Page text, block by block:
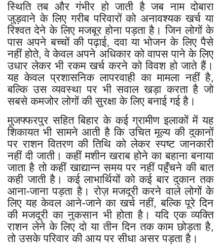
स्थिति तब और गंभीर हो जाती है जब नाम दोबारा
जुड़वाने के लिए गरीब परिवारों को अनावश्यक खर्च या
रिश्वत देने के लिए मजबूर होना पड़ता है। जिन लोगों के
पास अपने बच्चों की पढ़ाई, दवा या भोजन के लिए पैसे
नहीं होते, वे केवल अपने अधिकार को वापस पाने के लिए
उधार लेकर भी रकम खर्च करने को विवश हो जाते हैं।
यह केवल प्रशासनिक लापरवाही का मामला नहीं है,
बल्कि उस व्यवस्था पर भी सवाल खड़ा करता है जो
सबसे कमजोर लोगों की सुरक्षा के लिए बनाई गई है।
मुजफ्फरपुर सहित बिहार के कई ग्रामीण इलाकों में यह
शिकायत भी सामने आती है कि उचित मूल्य की दुकानों
पर राशन वितरण की तिथि को लेकर स्पष्ट जानकारी
नहीं दी जाती। कहीं मशीन खराब होने का बहाना बनाया
जाता है तो कहीं खाद्यान्न समय पर नहीं पहुँचने की बात
कही जाती है। कई लाभार्थियों को कई बार दुकान तक
आना-जाना पड़ता है। रोज़ मजदूरी करने वाले लोगों के
लिए यह केवल आने-जाने का खर्च नहीं, बल्कि पूरे दिन
की मजदूरी का नुकसान भी होता है। यदि एक व्यक्ति
राशन लेने के लिए दो या तीन दिन तक काम छोड़ता है,
तो उसके परिवार की आय पर सीधा असर पड़ता है।